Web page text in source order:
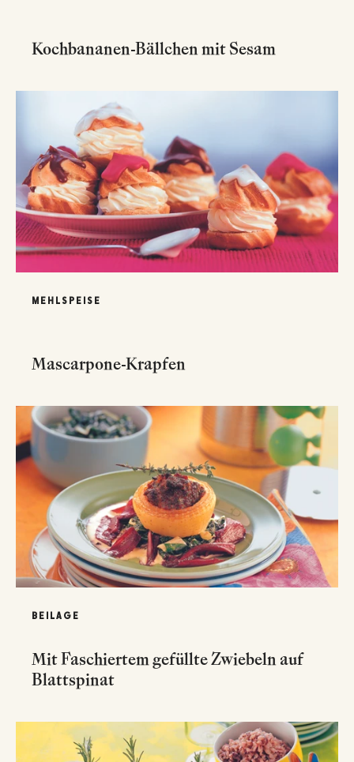
Kochbananen-Bällchen mit Sesam
MEHLSPEISE
Mascarpone-Krapfen
BEILAGE
Mit Faschiertem gefüllte Zwiebeln auf
Blattspinat